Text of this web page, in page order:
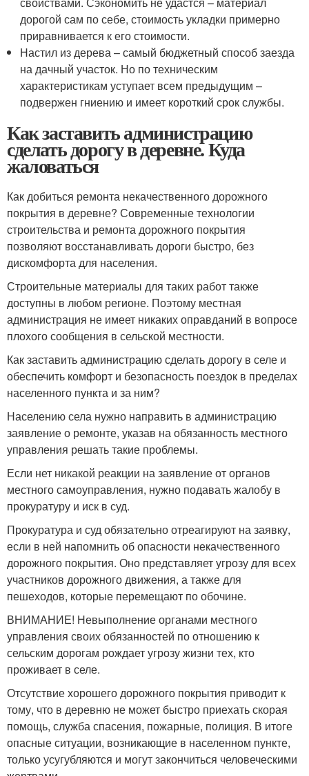
дорогой сам по себе, стоимость укладки примерно
приравнивается к его стоимости.
Настил из дерева – самый бюджетный способ заезда
на дачный участок. Но по техническим
характеристикам уступает всем предыдущим –
подвержен гниению и имеет короткий срок службы.
Как заставить администрацию
сделать дорогу в деревне. Куда
жаловаться
Как добиться ремонта некачественного дорожного
покрытия в деревне? Современные технологии
строительства и ремонта дорожного покрытия
позволяют восстанавливать дороги быстро, без
дискомфорта для населения.
Строительные материалы для таких работ также
доступны в любом регионе. Поэтому местная
администрация не имеет никаких оправданий в вопросе
плохого сообщения в сельской местности.
Как заставить администрацию сделать дорогу в селе и
обеспечить комфорт и безопасность поездок в пределах
населенного пункта и за ним?
Населению села нужно направить в администрацию
заявление о ремонте, указав на обязанность местного
управления решать такие проблемы.
Если нет никакой реакции на заявление от органов
местного самоуправления, нужно подавать жалобу в
прокуратуру и иск в суд.
Прокуратура и суд обязательно отреагируют на заявку,
если в ней напомнить об опасности некачественного
дорожного покрытия. Оно представляет угрозу для всех
участников дорожного движения, а также для
пешеходов, которые перемещают по обочине.
ВНИМАНИЕ! Невыполнение органами местного
управления своих обязанностей по отношению к
сельским дорогам рождает угрозу жизни тех, кто
проживает в селе.
Отсутствие хорошего дорожного покрытия приводит к
тому, что в деревню не может быстро приехать скорая
помощь, служба спасения, пожарные, полиция. В итоге
опасные ситуации, возникающие в населенном пункте,
только усугубляются и могут закончиться человеческими